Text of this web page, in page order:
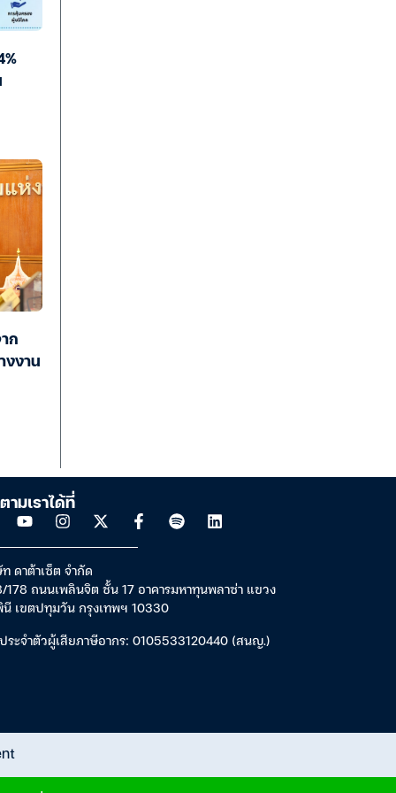
ก
งงาน
ามเราได้ที่
ดาต้าเซ็ต จำกัด
178 ถนนเพลินจิต ชั้น 17 อาคารมหาทุนพลาซ่า แขวง
เขตปทุมวัน กรุงเทพฯ 10330
ระจำตัวผู้เสียภาษีอากร: 0105533120440 (สนญ.)